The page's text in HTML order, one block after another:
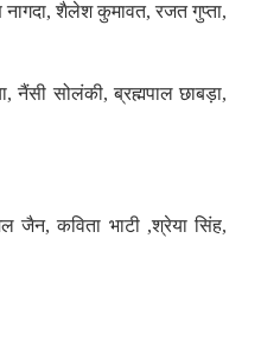
नागदा, शैलेश कुमावत, रजत गुप्ता,
नैंसी सोलंकी, ब्रह्मपाल छाबड़ा,
जैन, कविता भाटी ,श्रेया सिंह,